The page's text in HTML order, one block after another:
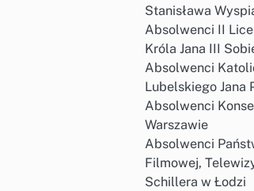
Stanisława
Absolwenci II
Króla Jana III
Absolwenci
Lubelskiego Jana
Absolwenci
Warszawie
Absolwenci
Filmowej,
Schillera w Łodzi